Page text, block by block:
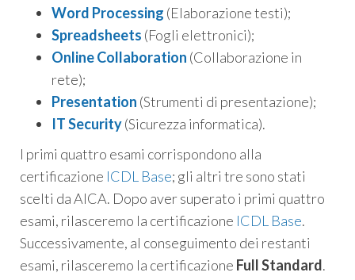
Word Processing (Elaborazione testi);
Spreadsheets (Fogli elettronici);
Online Collaboration (Collaborazione in
rete);
Presentation (Strumenti di presentazione);
IT Security(Sicurezza informatica).
I primi quattro esami corrispondono alla
certificazione ICDL Base; gli altri tre sono stati
scelti da AICA. Dopo aver superato i primi quattro
esami, rilasceremo la certificazione ICDL Base.
Successivamente, al conseguimento dei restanti
esami, rilasceremo la certificazione Full Standard.